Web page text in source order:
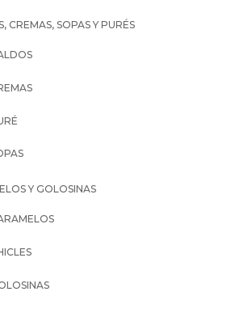
CREMAS, SOPAS Y PURÉS
Y GOLOSINAS